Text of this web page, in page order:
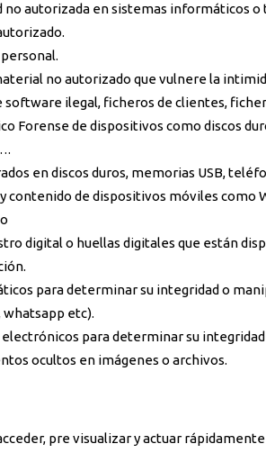
no autorizada en sistemas informáticos
no autorizado que vulnere la
software ilegal, ficheros de clientes,
Forense de dispositivos como discos
en discos duros, memorias USB,
contenido de dispositivos móviles como
digital o huellas digitales que están
para determinar su integridad o
whatsapp etc).
para determinar su
ocultos en imágenes o archivos.
pre visualizar y actuar